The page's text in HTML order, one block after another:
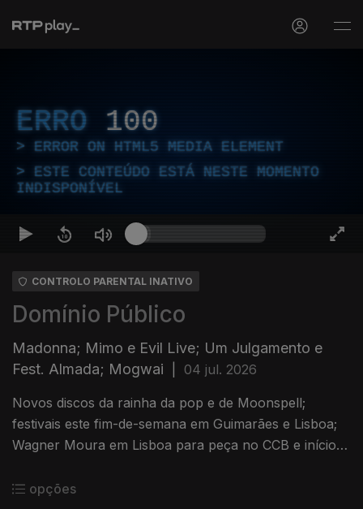
ERRO 100
ERROR ON HTML5 MEDIA ELEMENT
ESTE CONTEÚDO ESTÁ NESTE MOMENTO
INDISPONÍVEL
CONTROLO PARENTAL INATIVO
Domínio Público
Madonna; Mimo e Evil Live; Um Julgamento e
Fest. Almada; Mogwai
04 jul. 2026
Novos discos da rainha da pop e de Moonspell;
festivais este fim-de-semana em Guimarães e Lisboa;
Wagner Moura em Lisboa para peça no CCB e início
pós-rock escocesa.
opções